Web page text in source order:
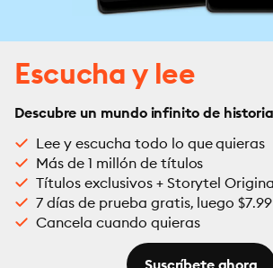
Escucha y lee
Descubre un mundo infinito de
Lee y escucha todo lo que quieras
Más de 1 millón de títulos
Títulos exclusivos + Storytel
7 días de prueba gratis, luego
Cancela cuando quieras
Suscríbete ahora